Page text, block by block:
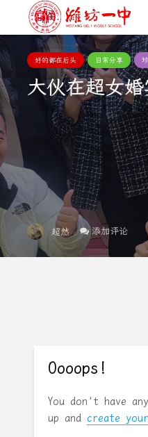
好的都在后头 日常分享
大伙在超女
超然 添加评论
Oooops!
You don't have
up and create